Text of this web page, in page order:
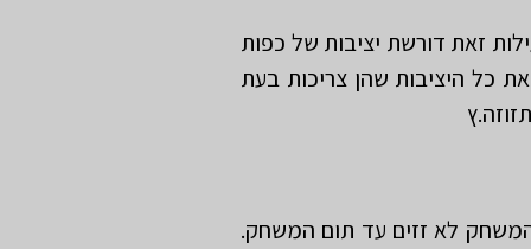
זאת דורשת יציבות של כפות
כל היציבות שהן צריכות בעת
לא זזים עד תום המשחק.